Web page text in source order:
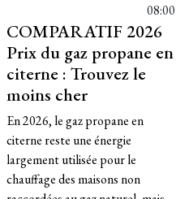
08:00
COMPARATIF 2026
Prix du gaz propane en
citerne : Trouvez le
moins cher
En 2026, le gaz propane en
citerne reste une énergie
largement utilisée pour le
chauffage des maisons non